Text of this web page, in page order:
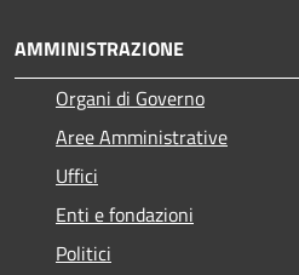
AMMINISTRAZIONE
Organi di Governo
Aree Amministrative
Uffici
Enti e fondazioni
Politici